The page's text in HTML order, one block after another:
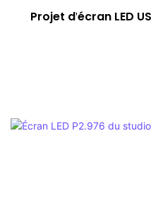
Projet d'écran LED